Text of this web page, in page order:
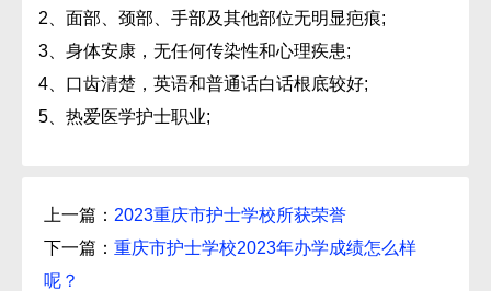
2、面部、颈部、手部及其他部位无明显疤痕;
3、身体安康，无任何传染性和心理疾患;
4、口齿清楚，英语和普通话白话根底较好;
5、热爱医学护士职业;
上一篇： 2023重庆市护士学校所获荣誉
下一篇： 重庆市护士学校2023年办学成绩怎么样
呢？